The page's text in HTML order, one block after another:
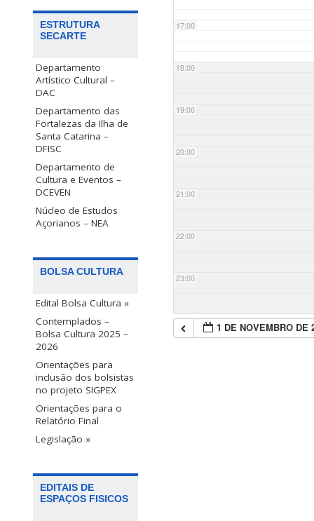
ESTRUTURA
SECARTE
Departamento
Artístico Cultural –
DAC
Departamento das
Fortalezas da Ilha de
Santa Catarina –
DFISC
Departamento de
Cultura e Eventos –
DCEVEN
Núcleo de Estudos
Açorianos – NEA
BOLSA CULTURA
Edital Bolsa Cultura »
Contemplados –
Bolsa Cultura 2025 –
2026
Orientações para
inclusão dos bolsistas
no projeto SIGPEX
Orientações para o
Relatório Final
Legislação »
EDITAIS DE
ESPAÇOS FISICOS
17:00
18:00
19:00
20:00
21:00
22:00
23:00
1 DE NOVEMBRO DE